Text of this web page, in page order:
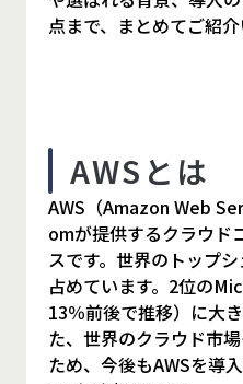
点まで、まとめてご紹介
AWSとは
AWS（Amazon Web
omが提供するクラウド
スです。世界のトップ
占めています。2位の
13％前後で推移）に大
た、世界のクラウド市
ため、今後もAWSを導